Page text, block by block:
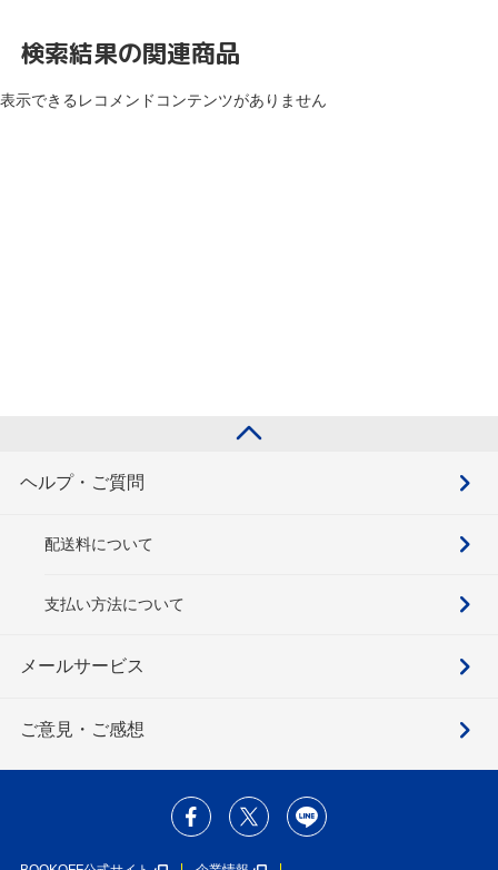
検索結果の関連商品
表示できるレコメンドコンテンツがありません
ヘルプ・ご質問
配送料について
支払い方法について
メールサービス
ご意見・ご感想